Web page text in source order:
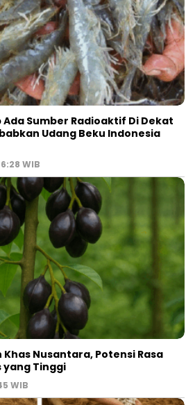
Ada Sumber Radioaktif Di Dekat
Udang Beku Indonesia
WIB
Nusantara, Potensi Rasa
yang Tinggi
WIB